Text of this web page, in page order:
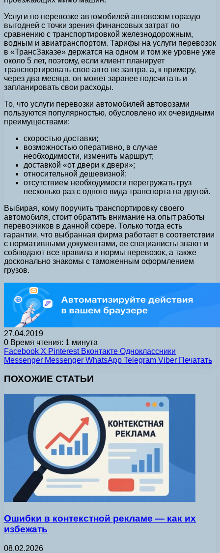
Услуги по перевозке автомобилей автовозом гораздо
выгодней с точки зрения финансовых затрат по
сравнению с транспортировкой железнодорожным,
водным и авиатранспортом. Тарифы на услуги перевозок
в «ТрансЗаказе» держатся на одном и том же уровне уже
около 5 лет, поэтому, если клиент планирует
транспортировать свое авто не завтра, а, к примеру,
через два месяца, он может заранее подсчитать и
запланировать свои расходы.
То, что услуги перевозки автомобилей автовозами
пользуются популярностью, обусловлено их очевидными
преимуществами:
скоростью доставки;
возможностью оперативно, в случае
необходимости, изменить маршрут;
доставкой «от двери к двери»;
относительной дешевизной;
отсутствием необходимости перегружать груз
несколько раз с одного вида транспорта на другой.
Выбирая, кому поручить транспортировку своего
автомобиля, стоит обратить внимание на опыт работы
перевозчиков в данной сфере. Только тогда есть
гарантии, что выбранная фирма работает в соответствии
с нормативными документами, ее специалисты знают и
соблюдают все правила и нормы перевозок, а также
досконально знакомы с таможенным оформлением
грузов.
27.04.2019
0 Время чтения: 1 минута
Facebook X Pinterest Вконтакте Одноклассники
Messenger Messenger WhatsApp Telegram Viber Печатать
ПОХОЖИЕ СТАТЬИ
Ошибки в контекстной рекламе — как их
избежать
08.02.2026